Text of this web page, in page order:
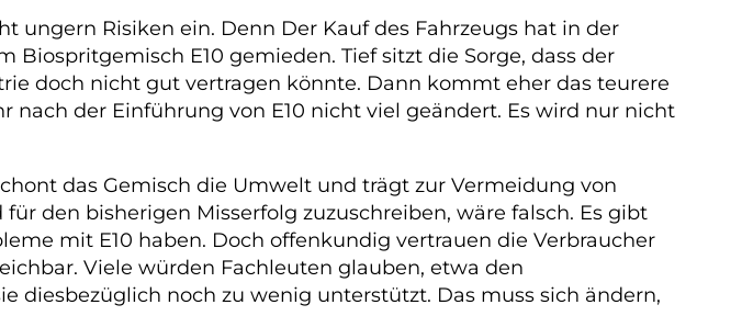
ungern Risiken ein. Denn Der Kauf des Fahrzeugs hat in der
Biospritgemisch E10 gemieden. Tief sitzt die Sorge, dass der
doch nicht gut vertragen könnte. Dann kommt eher das teurere
nach der Einführung von E10 nicht viel geändert. Es wird nur nicht
das Gemisch die Umwelt und trägt zur Vermeidung von
den bisherigen Misserfolg zuzuschreiben, wäre falsch. Es gibt
mit E10 haben. Doch offenkundig vertrauen die Verbraucher
Viele würden Fachleuten glauben, etwa den
diesbezüglich noch zu wenig unterstützt. Das muss sich ändern,